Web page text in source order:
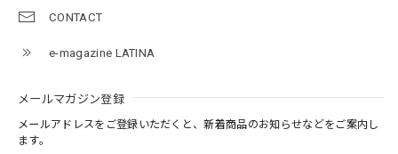
CONTACT
e-magazine LATINA
メールマガジン登録
メールアドレスをご登録いただくと、新着商品のお知らせなどをご案内し
ます。